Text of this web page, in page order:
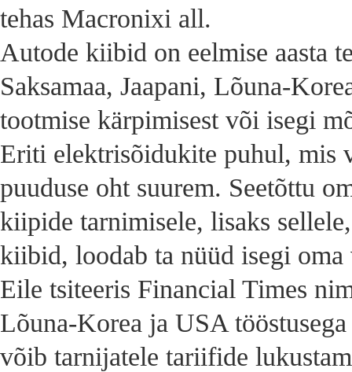
tehas Macronixi all.
Autode kiibid on eelmise aasta
Saksamaa, Jaapani, Lõuna-
tootmise kärpimisest või isegi
Eriti elektrisõidukite puhul, mis
puuduse oht suurem. Seetõttu
kiipide tarnimisele, lisaks
kiibid, loodab ta nüüd isegi oma
Eile tsiteeris Financial Times
Lõuna-Korea ja USA
võib tarnijatele tariifide